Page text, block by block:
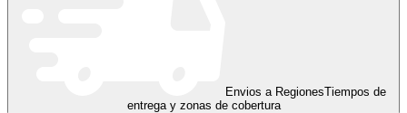
Envios a RegionesTiempos de
entrega y zonas de cobertura